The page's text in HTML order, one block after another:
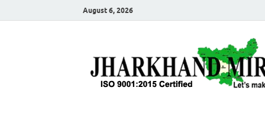
August 6, 2026